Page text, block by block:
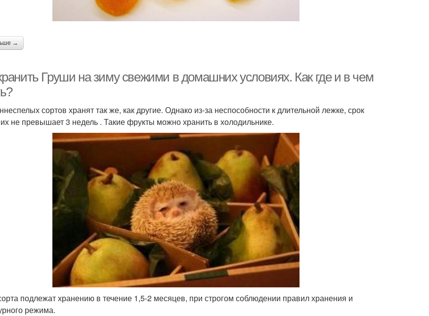
→
Груши на зиму свежими в домашних условиях. Как где и в чем
сортов хранят так же, как другие. Однако из-за неспособности к длительной лежке, срок
не превышает 3 недель . Такие фрукты можно хранить в холодильнике.
подлежат хранению в течение 1,5-2 месяцев, при строгом соблюдении правил хранения и
режима.